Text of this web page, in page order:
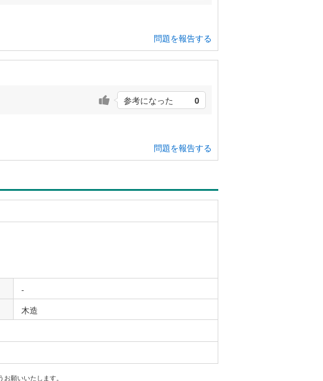
問題を報告する
参考になった 0
問題を報告する
-
木造
願いいたします。